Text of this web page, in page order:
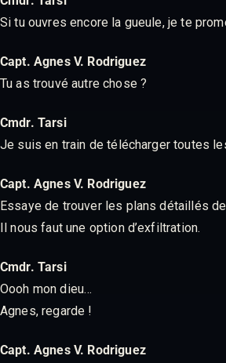
Si tu ouvres encore la gueule, je te
Capt. Agnes V. Rodriguez
Tu as trouvé autre chose ?
Cmdr. Tarsi
Je suis en train de télécharger toutes
Capt. Agnes V. Rodriguez
Essaye de trouver les plans détaillés
Il nous faut une option d’exfiltration.
Cmdr. Tarsi
Oooh mon dieu…
Agnes, regarde !
Capt. Agnes V. Rodriguez